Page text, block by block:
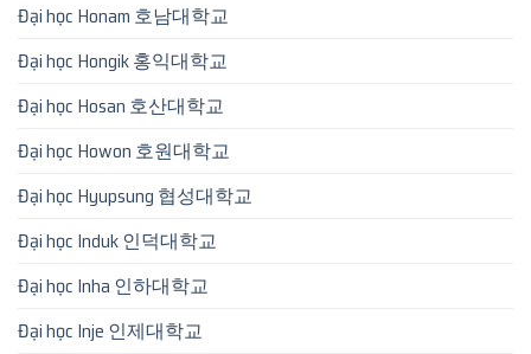
Đại học Honam 호남대학교
Đại học Hongik 홍익대학교
Đại học Hosan 호산대학교
Đại học Howon 호원대학교
Đại học Hyupsung 협성대학교
Đại học Induk 인덕대학교
Đại học Inha 인하대학교
Đại học Inje 인제대학교